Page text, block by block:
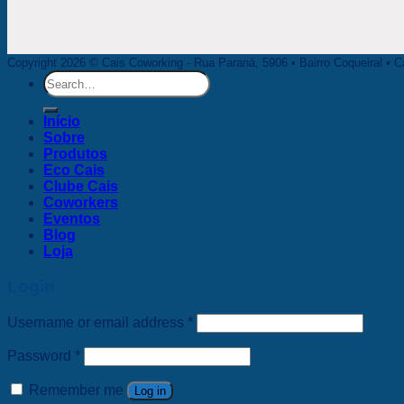
Copyright 2026 © Cais Coworking - Rua Paraná, 5906 • Bairro Coqueiral •
Search
for:
Início
Sobre
Produtos
Eco Cais
Clube Cais
Coworkers
Eventos
Blog
Loja
Username or email address *
Password *
Remember me Log in